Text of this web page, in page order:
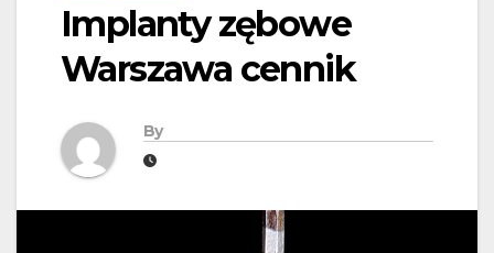
Implanty zębowe
Warszawa cennik
By